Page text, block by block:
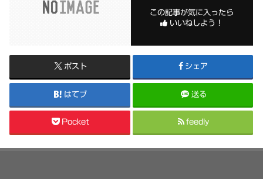
この記事が気に入ったら
いいねしよう！
ポスト シェア
はてブ 送る
Pocket feedly